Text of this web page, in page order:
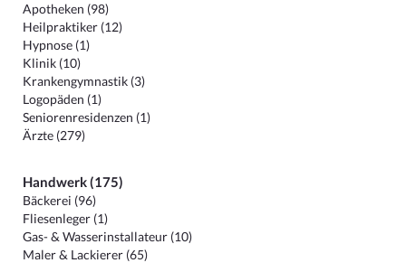
Apotheken (98)
Heilpraktiker (12)
Hypnose (1)
Klinik (10)
Krankengymnastik (3)
Logopäden (1)
Seniorenresidenzen (1)
Ärzte (279)
Handwerk (175)
Bäckerei (96)
Fliesenleger (1)
Gas- & Wasserinstallateur (10)
Maler & Lackierer (65)